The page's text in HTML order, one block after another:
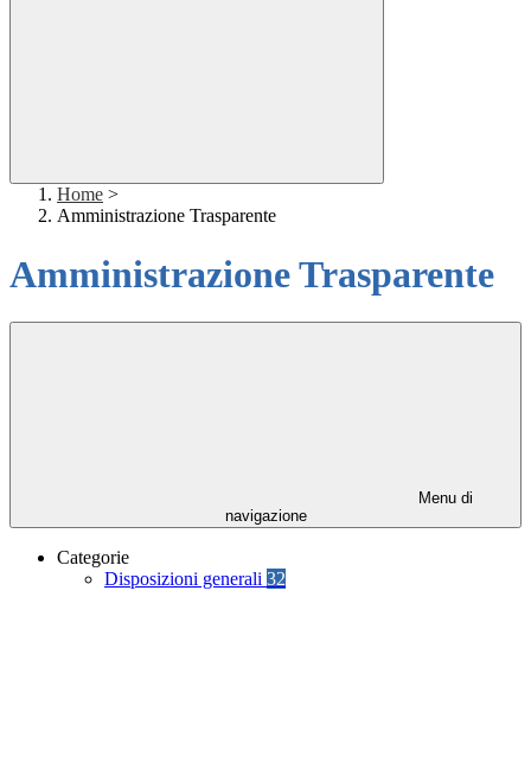
Home >
Amministrazione Trasparente
Amministrazione Trasparente
Menu di
navigazione
Categorie
Disposizioni generali 32